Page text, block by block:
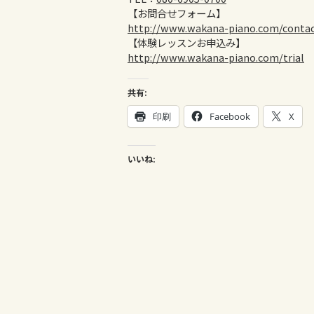
【お問合せフォーム】
http://www.wakana-piano.com/
【体験レッスンお申込み】
http://www.wakana-piano.com/trial
共有:
印刷 Facebook X
いいね: